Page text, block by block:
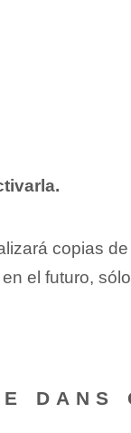
copias
el futuro,
DANS